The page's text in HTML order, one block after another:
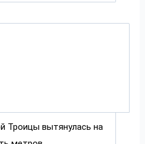
Троицы вытянулась на